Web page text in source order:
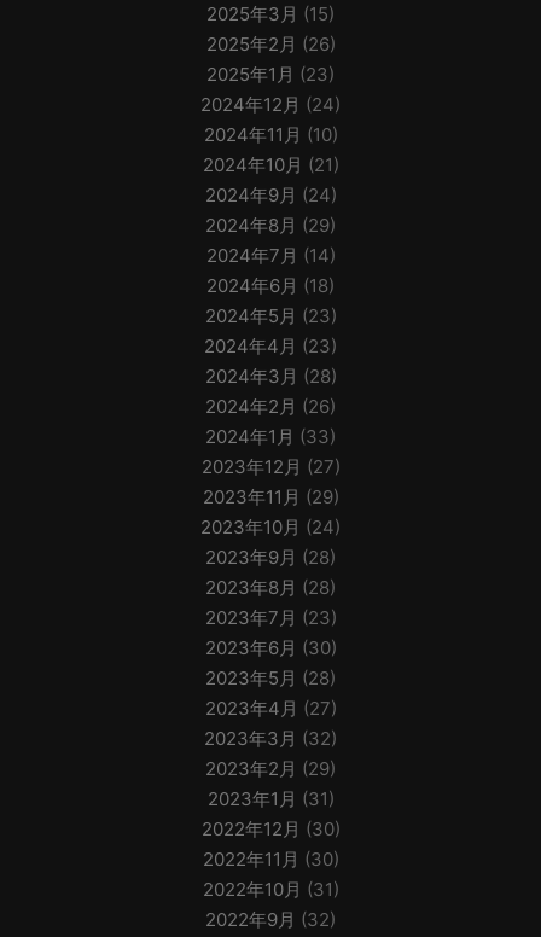
2025年3月 (15)
2025年2月 (26)
2025年1月 (23)
2024年12月 (24)
2024年11月 (10)
2024年10月 (21)
2024年9月 (24)
2024年8月 (29)
2024年7月 (14)
2024年6月 (18)
2024年5月 (23)
2024年4月 (23)
2024年3月 (28)
2024年2月 (26)
2024年1月 (33)
2023年12月 (27)
2023年11月 (29)
2023年10月 (24)
2023年9月 (28)
2023年8月 (28)
2023年7月 (23)
2023年6月 (30)
2023年5月 (28)
2023年4月 (27)
2023年3月 (32)
2023年2月 (29)
2023年1月 (31)
2022年12月 (30)
2022年11月 (30)
2022年10月 (31)
2022年9月 (32)